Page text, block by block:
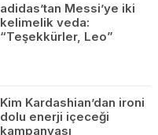
adidas’tan Messi’ye iki
kelimelik veda:
“Teşekkürler, Leo”
Kim Kardashian’dan ironi
dolu enerji içeceği
kampanyası